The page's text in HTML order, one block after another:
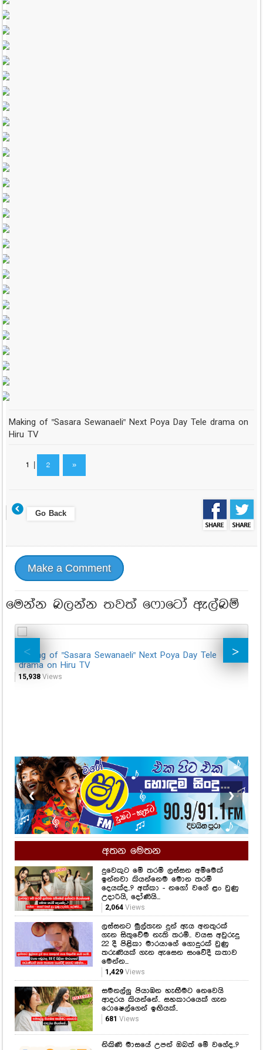
Making of "Sasara Sewanaeli" Next Poya Day Tele drama on
Hiru TV
1| 2 »
Go Back
Make a Comment
මෙන්න බලන්න තවත් ෆොටෝ ඇල්බම්
Making of "Sasara Sewanaeli" Next Poya Day Tele
drama on Hiru TV
15,938 Views
❮ ❯
අතන මෙතන
දුවෙකුට මේ තරම් ලස්සන අම්මෙක්
ඉන්නවා කියන්නෙම මොන තරම්
දෙයක්ද..? අක්කා - නගෝ වගේ ළං වුණු
උදාරියි, දෝණියි...
2,064Views
ලස්සනට මුල්තැන දුන් ඇය අනතුරක්
ගැන සිතුවේම නැති තරම්.. වයස අවුරුදු
22 දී පිළිකා මාරයාගේ ගොදුරක් වුණු
තරුණියක් ගැන ඇසෙන සංවේදී කතාව
මෙන්න...
1,429Views
සමනල්ලු පියාඹන හැඟීමට නෙවෙයි
ආදරය කියන්නේ.. සහකාරයෙක් ගැන
රොෂෙල්ගෙන් ඉඟියක්..
681 Views
නිකිණි මාසයේ උපන් ඔබත් මේ වගේද..?